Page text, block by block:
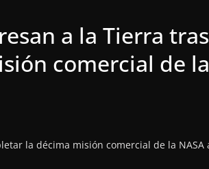
a la Tierra tras
comercial de la